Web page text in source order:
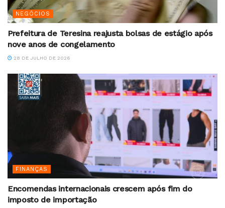
NEGÓCIOS
Prefeitura de Teresina reajusta bolsas de estágio após
nove anos de congelamento
28 DE JULHO DE 2026
FINANÇAS
Encomendas internacionais crescem após fim do
imposto de importação